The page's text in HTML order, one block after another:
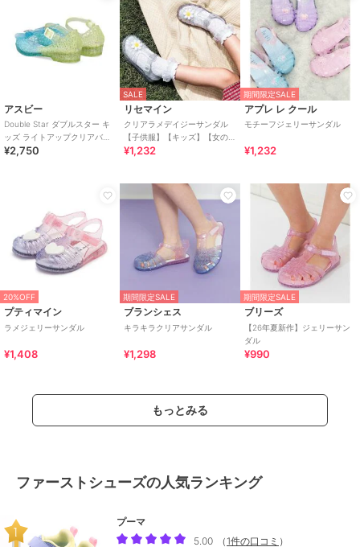
アスビー
Double Star ダブルスター キ
ッズ ライトアップクリアバレ
エシューズ【光る靴】
¥2,750
SALE
リセマイン
クリアラメデイジーサンダル
【子供服】【キッズ】【女の
子】
¥1,232
期間限定SALE
アプレ レ クール
モチーフジェリーサンダル
¥1,232
20%OFF
プティマイン
ラメジェリーサンダル
¥1,408
期間限定SALE
ブランシェス
キラキラクリアサンダル
¥1,298
期間限定SALE
ブリーズ
【26年夏新作】ジェリーサン
ダル
¥990
もっとみる
ファーストシューズの人気ランキング
プーマ
5.00
（ 1件の口コミ ）